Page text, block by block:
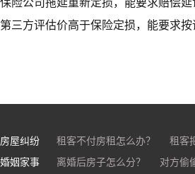
第三方评估价高于保险定损，能要求按
房屋纠纷 租客不付房租怎么办？ 租客
房东不退押金怎么办？
买房
婚姻家事 离婚后房子怎么分？ 对方偷